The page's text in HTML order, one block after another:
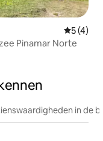
5 (4)
Pinamar Norte
in de